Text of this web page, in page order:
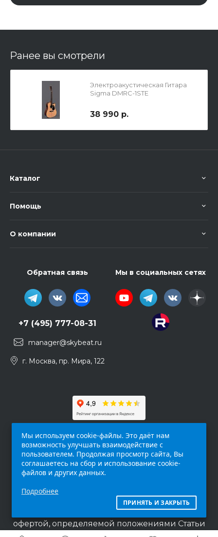
Ранее вы смотрели
Электроакустическая Гитара
Sigma DMRC-1STE
38 990 р.
Каталог
Помощь
О компании
Обратная связь
+7 (495) 777-08-31
manager@skybeat.ru
г. Москва, пр. Мира, 122
Мы в социальных сетях
интернет-сайт (
исключительно информационный характер и
ни при каких условиях не является публичной
офертой, определяемой положениями Статьи
437 п.2 Гражданского кодекса Российской
Мы используем cookie-файлы. Это даёт нам
возможность улучшать взаимодействие с
пользователем. Продолжая просмотр сайта, Вы
соглашаетесь на сбор и использование cookie-
файлов и других данных.
Подробнее
ПРИНЯТЬ И ЗАКРЫТЬ